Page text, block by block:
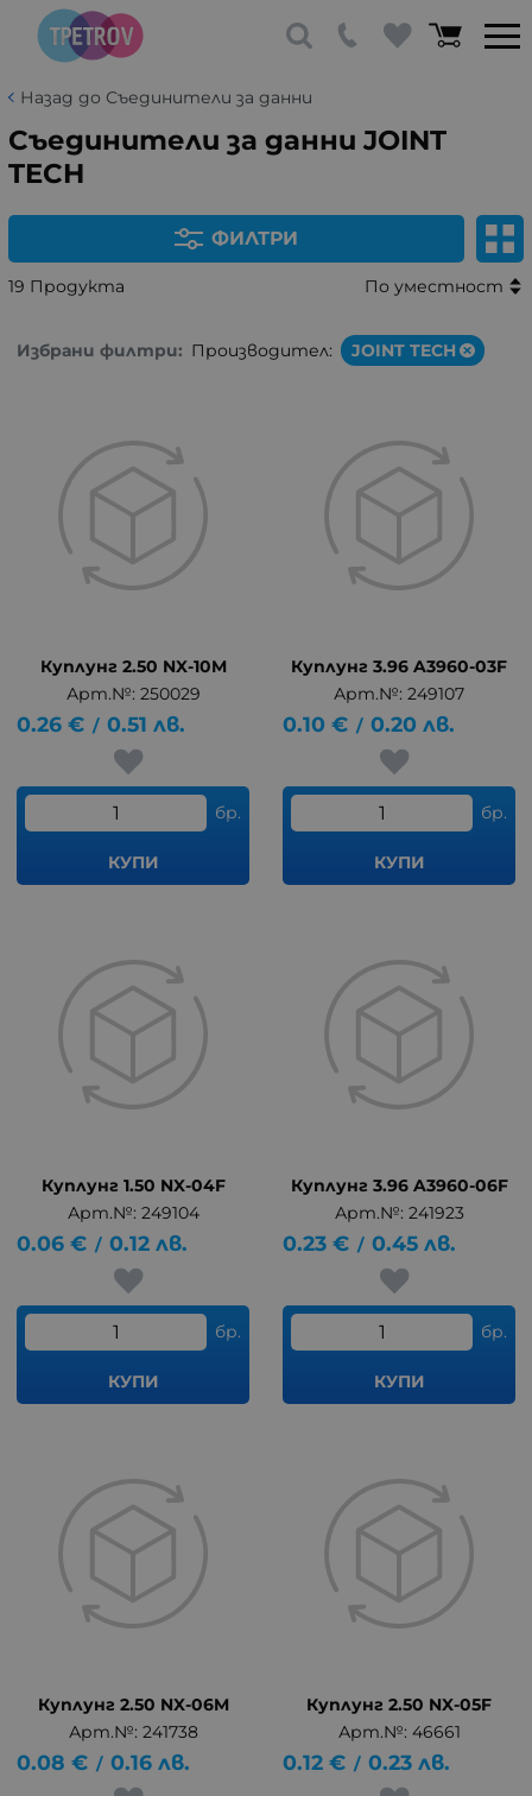
Назад до Съединители за данни
Съединители за данни JOINT
TECH
ФИЛТРИ
19 Продукта По уместност
Избрани филтри: Производител: JOINT TECH
Куплунг 2.50 NX-10M
Арт.№: 250029
0.26 € / 0.51 лв.
бр.
КУПИ
Куплунг 3.96 A3960-03F
Арт.№: 249107
0.10 € / 0.20 лв.
бр.
КУПИ
Куплунг 1.50 NX-04F
Арт.№: 249104
0.06 € / 0.12 лв.
бр.
КУПИ
Куплунг 3.96 A3960-06F
Арт.№: 241923
0.23 € / 0.45 лв.
бр.
КУПИ
Куплунг 2.50 NX-06M
Арт.№: 241738
0.08 € / 0.16 лв.
Куплунг 2.50 NX-05F
Арт.№: 46661
0.12 € / 0.23 лв.